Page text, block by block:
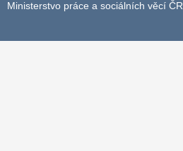
Ministerstvo práce a sociálních věcí ČR